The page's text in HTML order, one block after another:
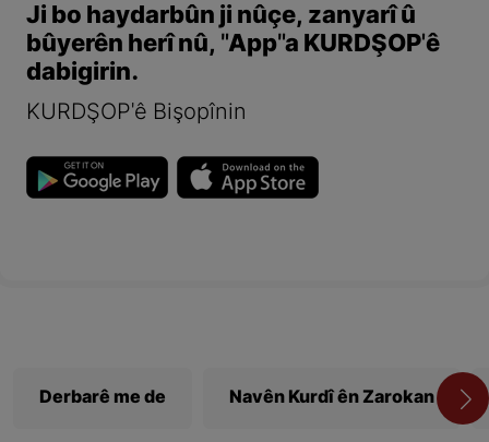
Ji bo haydarbûn ji nûçe, zanyarî û
bûyerên herî nû, "App"a KURDŞOP'ê
dabigirin.
KURDŞOP'ê Bişopînin
Derbarê me de Navên Kurdî ên Zarokan